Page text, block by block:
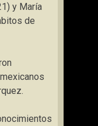
y María
de